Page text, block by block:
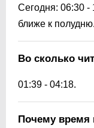
Сегодня: 06:30 -
ближе к полудню.
Во сколько
01:39 - 04:18.
Почему время